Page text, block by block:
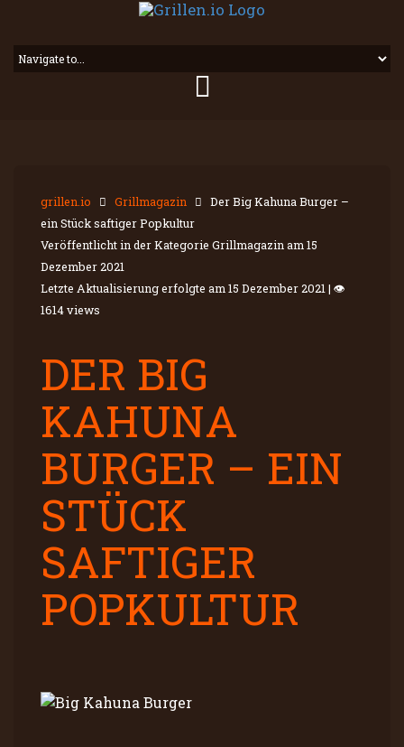
grillen.io Grillmagazin
Der Big Kahuna Burger –
ein Stück saftiger Popkultur
Veröffentlicht in der Kategorie Grillmagazin am 15
Dezember 2021
Letzte Aktualisierung erfolgte am 15 Dezember 2021 | 👁
1614 views
DER BIG
KAHUNA
BURGER – EIN
STÜCK
SAFTIGER
POPKULTUR